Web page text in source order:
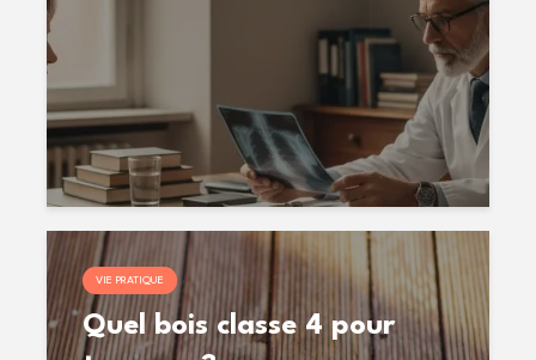
VIE PRATIQUE
Quel bois classe 4 pour